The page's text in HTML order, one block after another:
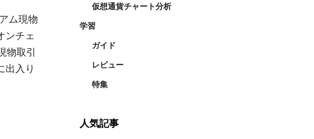
ム現物
ンチェ
物取引
出入り
仮想通貨チャート分析
学習
ガイド
レビュー
特集
人気記事